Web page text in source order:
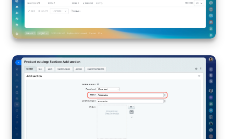
CRM
Réservation en ligne
CoPilot - IA dans Bitrix24
Signature électronique
Signature électronique pour les RH